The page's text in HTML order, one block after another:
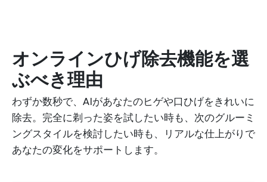
オンラインひげ除去機能を選
ぶべき理由
わずか数秒で、AIがあなたのヒゲや口ひげをきれいに
除去。完全に剃った姿を試したい時も、次のグルーミ
ングスタイルを検討したい時も、リアルな仕上がりで
あなたの変化をサポートします。